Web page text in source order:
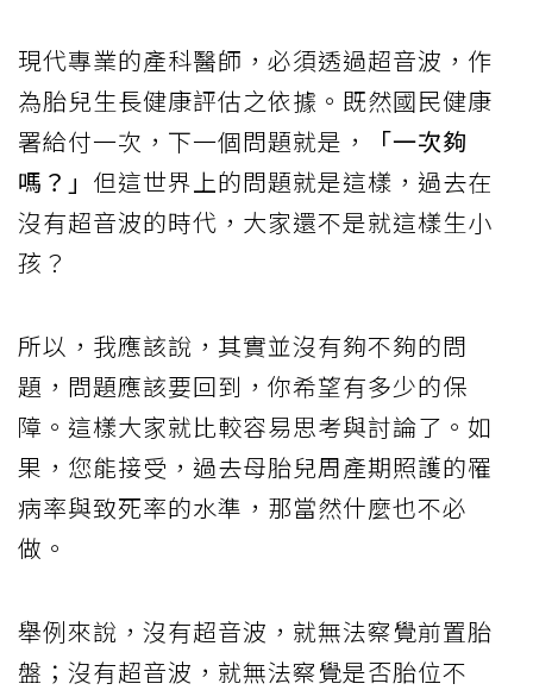
現代專業的產科醫師，必須透過超音波，作
為胎兒生長健康評估之依據。既然國民健康
署給付一次，下一個問題就是，
「一次夠
嗎？」 但這世界上的問題就是這樣，過去在
沒有超音波的時代，大家還不是就這樣生小
孩？
所以，我應該說，其實並沒有夠不夠的問
題，問題應該要回到，你希望有多少的保
障。這樣大家就比較容易思考與討論了。如
果，您能接受，過去母胎兒周產期照護的罹
病率與致死率的水準，那當然什麼也不必
做。
舉例來說，沒有超音波，就無法察覺前置胎
盤；沒有超音波，就無法察覺是否胎位不